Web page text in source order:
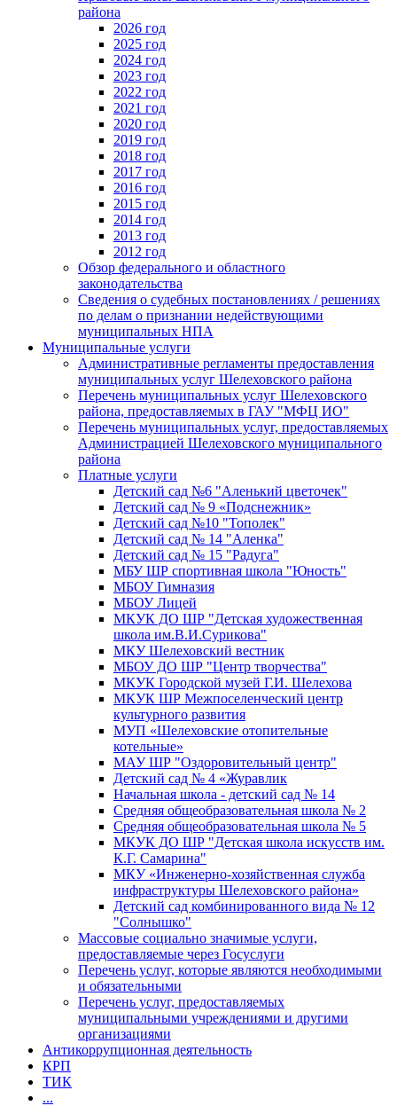
района
2026 год
2025 год
2024 год
2023 год
2022 год
2021 год
2020 год
2019 год
2018 год
2017 год
2016 год
2015 год
2014 год
2013 год
2012 год
Обзор федерального и областного
законодательства
Сведения о судебных постановлениях / решениях
по делам о признании недействующими
муниципальных НПА
Муниципальные услуги
Административные регламенты предоставления
муниципальных услуг Шелеховского района
Перечень муниципальных услуг Шелеховского
района, предоставляемых в ГАУ "МФЦ ИО"
Перечень муниципальных услуг, предоставляемых
Администрацией Шелеховского муниципального
района
Платные услуги
Детский сад №6 "Аленький цветочек"
Детский сад № 9 «Подснежник»
Детский сад №10 "Тополек"
Детский сад № 14 "Аленка"
Детский сад № 15 "Радуга"
МБУ ШР спортивная школа "Юность"
МБОУ Гимназия
МБОУ Лицей
МКУК ДО ШР "Детская художественная
школа им.В.И.Сурикова"
МКУ Шелеховский вестник
МБОУ ДО ШР "Центр творчества"
МКУК Городской музей Г.И. Шелехова
МКУК ШР Межпоселенческий центр
культурного развития
МУП «Шелеховские отопительные
котельные»
МАУ ШР "Оздоровительный центр"
Детский сад № 4 «Журавлик
Начальная школа - детский сад № 14
Средняя общеобразовательная школа № 2
Средняя общеобразовательная школа № 5
МКУК ДО ШР "Детская школа искусств им.
К.Г. Самарина"
МКУ «Инженерно-хозяйственная служба
инфраструктуры Шелеховского района»
Детский сад комбинированного вида № 12
"Солнышко"
Массовые социально значимые услуги,
предоставляемые через Госуслуги
Перечень услуг, которые являются необходимыми
и обязательными
Перечень услуг, предоставляемых
муниципальными учреждениями и другими
организациями
Антикоррупционная деятельность
КРП
ТИК
...